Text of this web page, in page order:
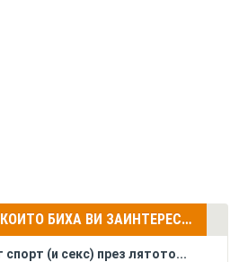
ДРУГИ ПУБЛИКАЦИИ, КОИТО БИХА ВИ ЗАИНТЕРЕСУВАЛИ
спорт (и секс) през лятото...